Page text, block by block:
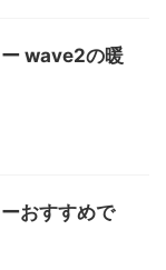
ー wave2の暖
おすすめで